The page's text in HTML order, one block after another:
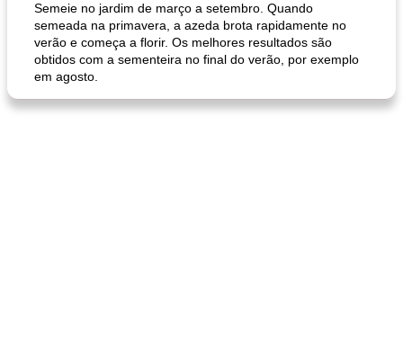
Semeie no jardim de março a setembro. Quando
semeada na primavera, a azeda brota rapidamente no
verão e começa a florir. Os melhores resultados são
obtidos com a sementeira no final do verão, por exemplo
em agosto.